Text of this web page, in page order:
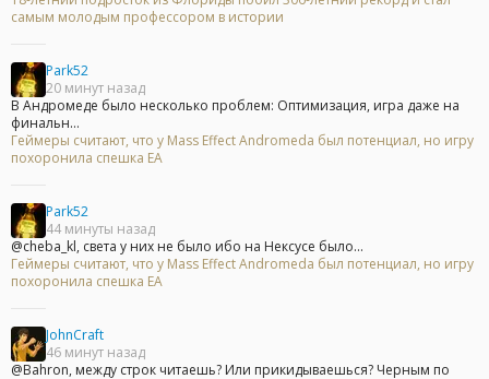
самым молодым профессором в истории
Park52
20 минут назад
В Андромеде было несколько проблем: Оптимизация, игра даже на
финальн...
Геймеры считают, что у Mass Effect Andromeda был потенциал, но игру
похоронила спешка EA
Park52
44 минуты назад
@cheba_kl, света у них не было ибо на Нексусе было...
Геймеры считают, что у Mass Effect Andromeda был потенциал, но игру
похоронила спешка EA
JohnCraft
46 минут назад
@Bahron, между строк читаешь? Или прикидываешься? Черным по